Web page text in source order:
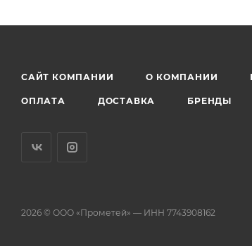
САЙТ КОМПАНИИ О КОМПАНИИ
ОПЛАТА ДОСТАВКА БРЕНДЫ
2026 © ООО «Прометей» — ИНН 7743908162